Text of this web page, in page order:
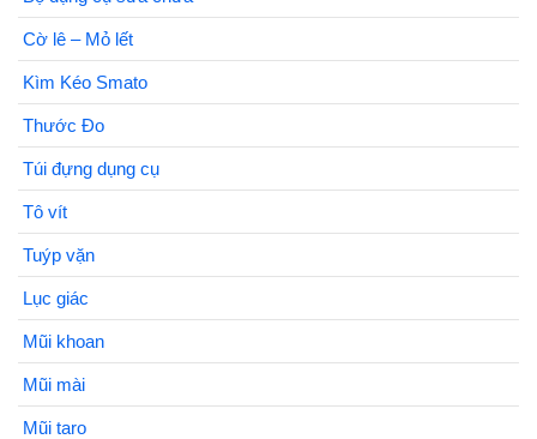
Cờ lê – Mỏ lết
Kìm Kéo Smato
Thước Đo
Túi đựng dụng cụ
Tô vít
Tuýp vặn
Lục giác
Mũi khoan
Mũi mài
Mũi taro